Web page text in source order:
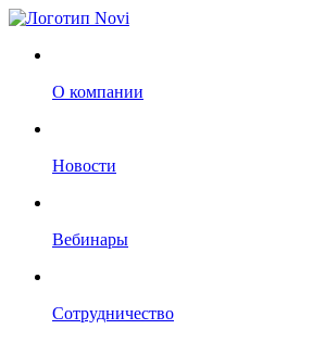
О компании
Новости
Вебинары
Сотрудничество